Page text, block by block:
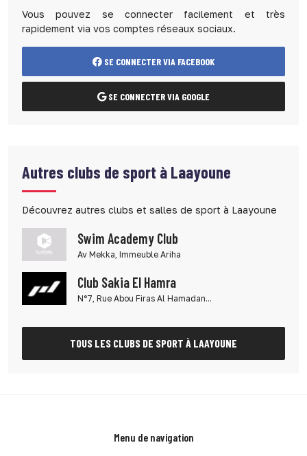
Vous pouvez se connecter facilement et très
rapidement via vos comptes réseaux sociaux.
SE CONNECTER VIA FACEBOOK
SE CONNECTER VIA GOOGLE
Autres clubs de sport à Laayoune
Découvrez autres clubs et salles de sport à Laayoune
Swim Academy Club
Av Mekka, Immeuble Ariha
Club Sakia El Hamra
N°7, Rue Abou Firas Al Hamadan...
TOUS LES CLUBS DE SPORT À LAAYOUNE
Menu de navigation